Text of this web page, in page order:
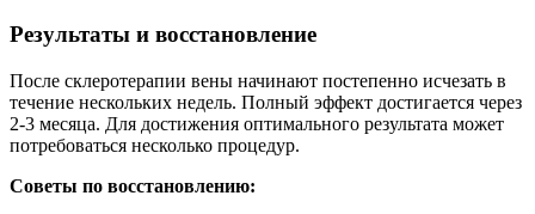
Результаты и восстановление
После склеротерапии вены начинают постепенно исчезать в
течение нескольких недель. Полный эффект достигается через
2-3 месяца. Для достижения оптимального результата может
потребоваться несколько процедур.
Советы по восстановлению: